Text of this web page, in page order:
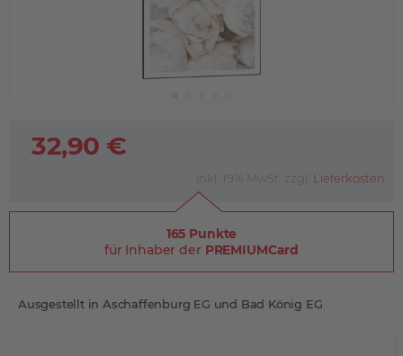
32,90 €
inkl. 19% MwSt. zzgl. Lieferkosten
165 Punkte
für Inhaber der PREMIUMCard
Ausgestellt in Aschaffenburg EG und Bad König EG